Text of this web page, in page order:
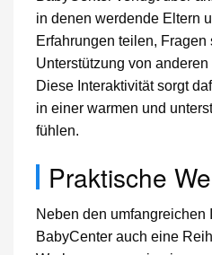
in denen werdende Eltern
Erfahrungen teilen, Fragen
Unterstützung von
Diese Interaktivität sorgt
in einer warmen und
fühlen.
Praktische
Neben den umfangreichen
BabyCenter auch eine